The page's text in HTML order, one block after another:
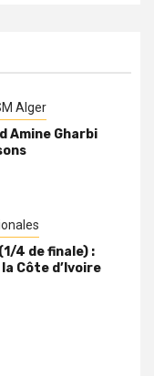
Alger
Amine Gharbi
4 de finale) :
Côte d’Ivoire